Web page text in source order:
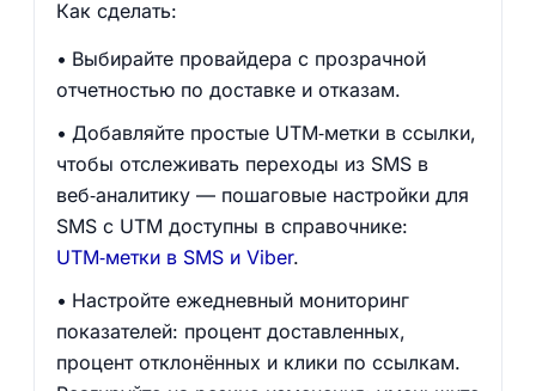
Как сделать:
Выбирайте провайдера с прозрачной
отчетностью по доставке и отказам.
Добавляйте простые UTM‑метки в ссылки,
чтобы отслеживать переходы из SMS в
веб‑аналитику — пошаговые настройки для
SMS с UTM доступны в справочнике:
UTM‑метки в SMS и Viber.
Настройте ежедневный мониторинг
показателей: процент доставленных,
процент отклонённых и клики по ссылкам.